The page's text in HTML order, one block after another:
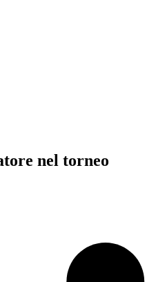
nel torneo